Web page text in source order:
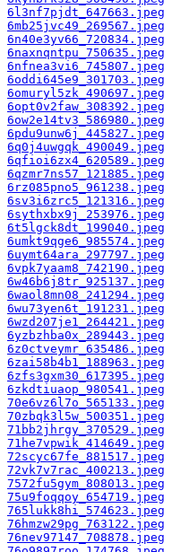
6l3nf7pjdt_647663.jpeg
6mb25jvc49_269567.jpeg
6n40e3yv66_720834.jpeg
6naxnqntpu_750635.jpeg
6nfnea3vi6_745807.jpeg
6oddi645e9_301703.jpeg
6omuryl5zk_490697.jpeg
6opt0v2faw_308392.jpeg
6ow2e14tv3_586980.jpeg
6pdu9unw6j_445827.jpeg
6q0j4uwgqk_490049.jpeg
6qfioi6zx4_620589.jpeg
6qzmr7ns57_121885.jpeg
6rz085pno5_961238.jpeg
6sv3i6zrc5_121316.jpeg
6sythxbx9j_253976.jpeg
6t5lgck8dt_199040.jpeg
6umkt9qge6_985574.jpeg
6uymt64ara_297797.jpeg
6vpk7yaam8_742190.jpeg
6w46b6j8tr_925137.jpeg
6waol8mn08_241294.jpeg
6wu73yen6t_191231.jpeg
6wzd207je1_264421.jpeg
6yzbzhba0x_289443.jpeg
6z0ctveymr_635486.jpeg
6zai58b4b1_188963.jpeg
6zfs3gxm30_617395.jpeg
6zkdtiuaop_980541.jpeg
70e6vz6l7o_565133.jpeg
70zbqk3l5w_500351.jpeg
71bb2jhrgy_370529.jpeg
71he7vpwik_414649.jpeg
72scyc67fe_881517.jpeg
72vk7v7rac_400213.jpeg
7572fu5gym_808013.jpeg
75u9foqqoy_654719.jpeg
765lukk8hi_574623.jpeg
76hmzw29pg_763122.jpeg
76nev97147_708878.jpeg